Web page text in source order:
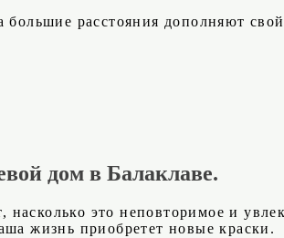
расстояния дополняют
дом в Балаклаве.
это неповторимое и
жизнь приобретет новые краски.